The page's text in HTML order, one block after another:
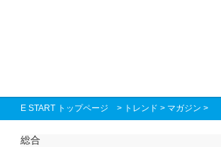
E START トップページ > トレンド > マガジン >
総合